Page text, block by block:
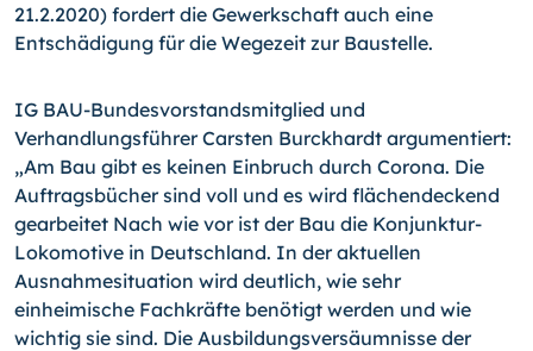
21.2.2020) fordert die Gewerkschaft auch eine
Entschädigung für die Wegezeit zur Baustelle.
IG BAU-Bundesvorstandsmitglied und
Verhandlungsführer Carsten Burckhardt argumentiert:
„Am Bau gibt es keinen Einbruch durch Corona. Die
Auftragsbücher sind voll und es wird flächendeckend
gearbeitet Nach wie vor ist der Bau die Konjunktur-
Lokomotive in Deutschland. In der aktuellen
Ausnahmesituation wird deutlich, wie sehr
einheimische Fachkräfte benötigt werden und wie
wichtig sie sind. Die Ausbildungsversäumnisse der